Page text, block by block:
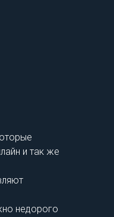
и так же
недорого